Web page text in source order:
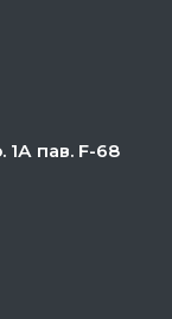
пав. F-68